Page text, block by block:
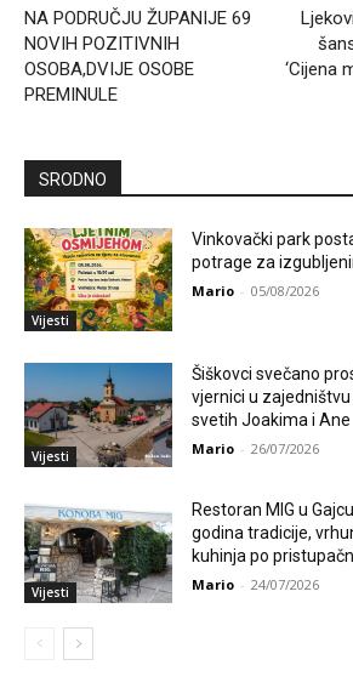
NA PODRUČJU ŽUPANIJE 69
NOVIH POZITIVNIH
OSOBA,DVIJE OSOBE
PREMINULE
‘Cijena
SRODNO
Vijesti
Vinkovački park
potrage za
Mario - 05/08/2026
Vijesti
Šiškovci svečano
vjernici u
svetih Joakima i Ane
Mario - 26/07/2026
Vijesti
Restoran MIG u
godina tradicije,
kuhinja po
Mario - 24/07/2026